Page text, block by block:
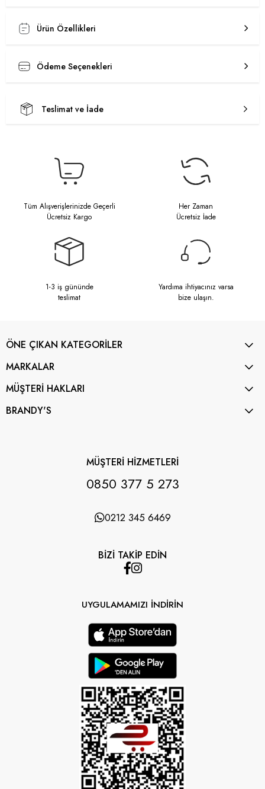
Ürün Özellikleri
Ödeme Seçenekleri
Teslimat ve İade
Tüm Alışverişlerinizde Geçerli
Ücretsiz Kargo
Her Zaman
Ücretsiz İade
1-3 iş gününde
teslimat
Yardıma ihtiyacınız varsa
bize ulaşın.
ÖNE ÇIKAN KATEGORİLER
MARKALAR
MÜŞTERİ HAKLARI
BRANDY'S
MÜŞTERİ HİZMETLERİ
0850 377 5 273
0212 345 6469
BİZİ TAKİP EDİN
UYGULAMAMIZI İNDİRİN